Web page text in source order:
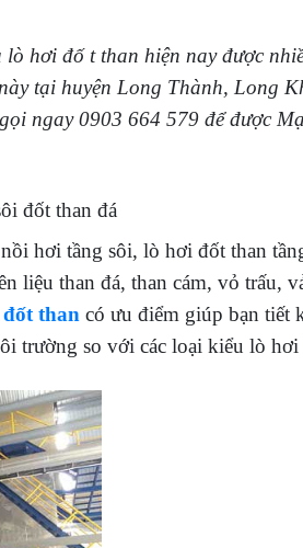
hơi đố t than hiện nay được
tại huyện Long Thành, Long
ngay 0903 664 579 để được
đốt than đá
hơi tầng sôi, lò hơi đốt than
liệu than đá, than cám, vỏ trấu,
than có ưu điểm giúp bạn tiết
trường so với các loại kiểu lò hơi